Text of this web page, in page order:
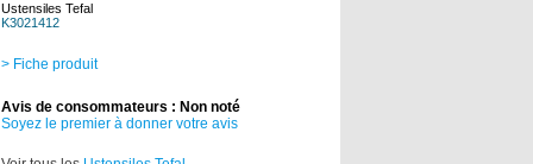
Ustensiles Tefal
K3021412
> Fiche produit
Avis de consommateurs : Non noté
Soyez le premier à donner votre avis